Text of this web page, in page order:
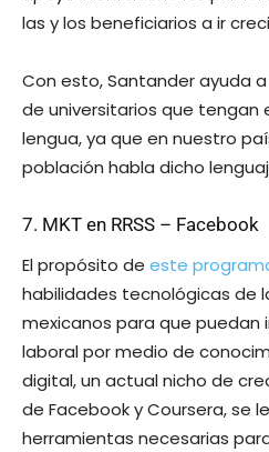
las y los beneficiarios a ir
Con esto, Santander ayuda
de universitarios que tengan
lengua, ya que en nuestro
población habla dicho
7. MKT en RRSS – Facebook
El propósito de este
habilidades tecnológicas de
mexicanos para que puedan
laboral por medio de
digital, un actual nicho de
de Facebook y Coursera, se
herramientas necesarias